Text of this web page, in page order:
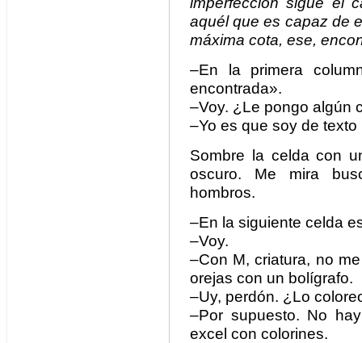
aquél que es capaz de
máxima cota, ese,
–En la primera
encontrada».
–Voy. ¿Le pongo algún
–Yo es que soy de
Sombre la celda con
oscuro. Me mira
hombros.
–En la siguiente celda
–Voy.
–Con M, criatura, no
orejas con un bolígrafo.
–Uy, perdón. ¿Lo
–Por supuesto. No
excel con colorines.